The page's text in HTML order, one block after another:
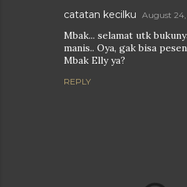
catatan kecilku August 24,
Mbak... selamat utk
manis.. Oya, gak bisa
Mbak Elly ya?
REPLY